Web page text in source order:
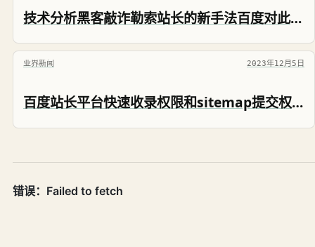
技术分析黑客敲诈勒索站长的新手法百度对此也无能为力
业界新闻 2023年12月5日
百度站长平台快速收录权限和sitemap提交权限被全部收回